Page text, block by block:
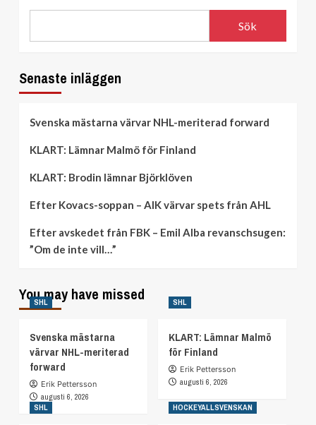
Sök
Senaste inläggen
Svenska mästarna värvar NHL-meriterad forward
KLART: Lämnar Malmö för Finland
KLART: Brodin lämnar Björklöven
Efter Kovacs-soppan – AIK värvar spets från AHL
Efter avskedet från FBK – Emil Alba revanschsugen:
”Om de inte vill…”
You may have missed
SHL
Svenska mästarna
värvar NHL-meriterad
forward
Erik Pettersson
augusti 6, 2026
SHL
KLART: Lämnar Malmö
för Finland
Erik Pettersson
augusti 6, 2026
SHL HOCKEYALLSVENSKAN